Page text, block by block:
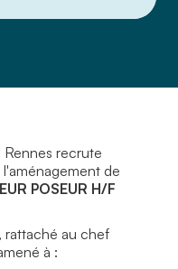
recrute
de
POSEUR H/F
rattaché au chef
à :